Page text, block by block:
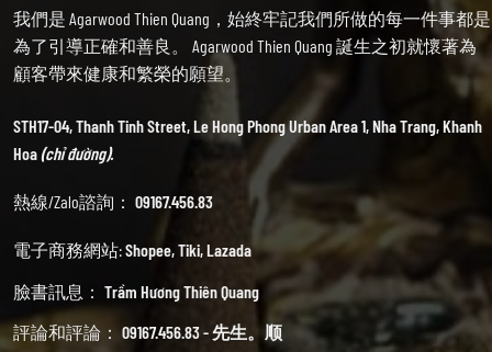
我們是 Agarwood Thien Quang，始終牢記我們所做的每一件事都是
為了引導正確和善良。 Agarwood Thien Quang 誕生之初就懷著為
顧客帶來健康和繁榮的願望。
STH17-04, Thanh Tinh Street, Le Hong Phong Urban Area 1, Nha Trang, Khanh
Hoa(chỉ đường).
熱線/Zalo諮詢： 09167.456.83
電子商務網站:Shopee,Tiki,Lazada
臉書訊息： Trầm Hương Thiên Quang
評論和評論： 09167.456.83 - 先生。顺